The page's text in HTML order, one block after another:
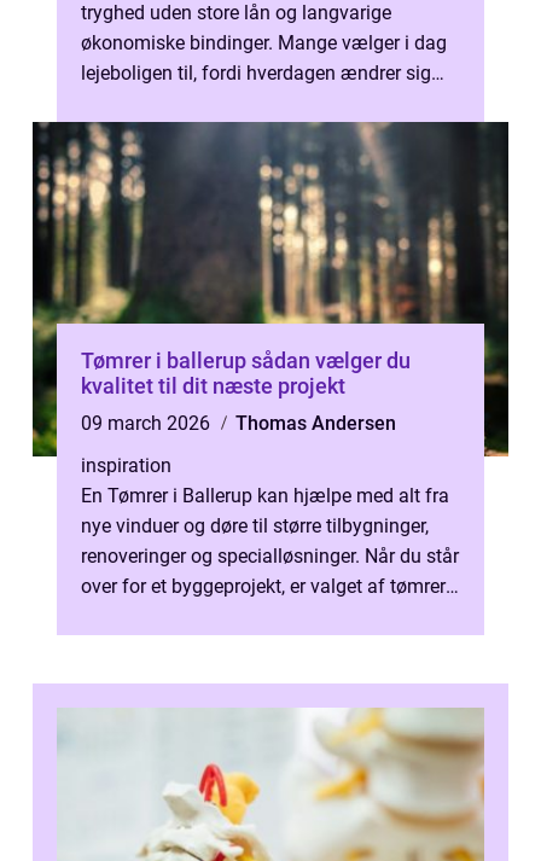
tryghed uden store lån og langvarige
økonomiske bindinger. Mange vælger i dag
lejeboligen til, fordi hverdagen ændrer sig
Tømrer i ballerup sådan vælger du
kvalitet til dit næste projekt
09 march 2026
Thomas Andersen
inspiration
En Tømrer i Ballerup kan hjælpe med alt fra
nye vinduer og døre til større tilbygninger,
renoveringer og specialløsninger. Når du står
over for et byggeprojekt, er valget af tømrer